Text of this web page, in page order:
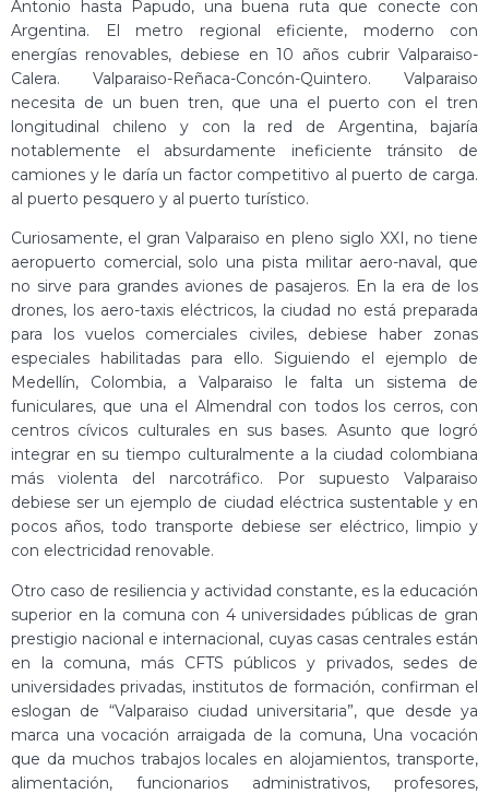
Antonio hasta Papudo, una buena ruta que conecte con
Argentina. El metro regional eficiente, moderno con
energías renovables, debiese en 10 años cubrir Valparaiso-
Calera. Valparaiso-Reñaca-Concón-Quintero. Valparaiso
necesita de un buen tren, que una el puerto con el tren
longitudinal chileno y con la red de Argentina, bajaría
notablemente el absurdamente ineficiente tránsito de
camiones y le daría un factor competitivo al puerto de carga.
al puerto pesquero y al puerto turístico.
Curiosamente, el gran Valparaiso en pleno siglo XXI, no tiene
aeropuerto comercial, solo una pista militar aero-naval, que
no sirve para grandes aviones de pasajeros. En la era de los
drones, los aero-taxis eléctricos, la ciudad no está preparada
para los vuelos comerciales civiles, debiese haber zonas
especiales habilitadas para ello. Siguiendo el ejemplo de
Medellín, Colombia, a Valparaiso le falta un sistema de
funiculares, que una el Almendral con todos los cerros, con
centros cívicos culturales en sus bases. Asunto que logró
integrar en su tiempo culturalmente a la ciudad colombiana
más violenta del narcotráfico. Por supuesto Valparaiso
debiese ser un ejemplo de ciudad eléctrica sustentable y en
pocos años, todo transporte debiese ser eléctrico, limpio y
con electricidad renovable.
Otro caso de resiliencia y actividad constante, es la educación
superior en la comuna con 4 universidades públicas de gran
prestigio nacional e internacional, cuyas casas centrales están
en la comuna, más CFTS públicos y privados, sedes de
universidades privadas, institutos de formación, confirman el
eslogan de “Valparaiso ciudad universitaria”, que desde ya
marca una vocación arraigada de la comuna, Una vocación
que da muchos trabajos locales en alojamientos, transporte,
alimentación, funcionarios administrativos, profesores,